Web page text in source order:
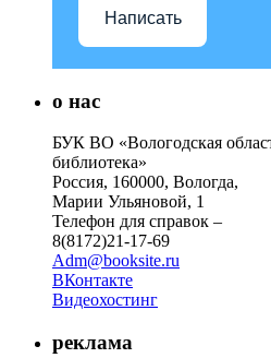
Написать
о нас
БУК ВО «Вологодская
библиотека»
Россия, 160000, Вологда,
Марии Ульяновой, 1
Телефон для справок –
8(8172)21-17-69
Adm@booksite.ru
ВКонтакте
Видеохостинг
реклама